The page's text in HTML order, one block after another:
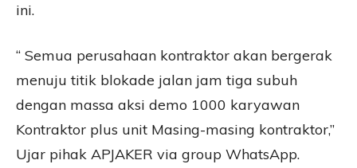
ini.
“ Semua perusahaan kontraktor akan bergerak
menuju titik blokade jalan jam tiga subuh
dengan massa aksi demo 1000 karyawan
Kontraktor plus unit Masing-masing kontraktor,”
Ujar pihak APJAKER via group WhatsApp.